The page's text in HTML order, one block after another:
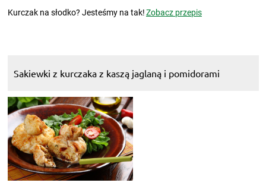
Kurczak na słodko? Jesteśmy na tak!Zobacz przepis
Sakiewki z kurczaka z kaszą jaglaną i pomidorami